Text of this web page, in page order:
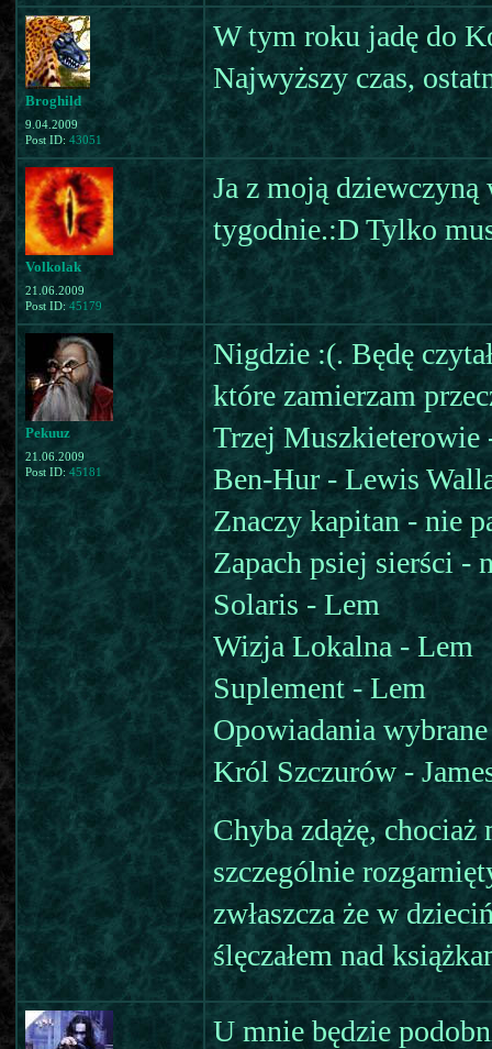
Broghild
9.04.2009
Post ID: 43051
W tym roku jadę do
Najwyższy czas,
Volkolak
21.06.2009
Post ID: 45179
Ja z moją
tygodnie.:D Tylko
Pekuuz
21.06.2009
Post ID: 45181
Nigdzie :(. Będę
które zamierzam
Trzej Muszkieterowie
Ben-Hur - Lewis
Znaczy kapitan - nie
Zapach psiej sierści -
Solaris - Lem
Wizja Lokalna - Lem
Suplement - Lem
Opowiadania
Król Szczurów -
Chyba zdążę, chociaż
szczególnie
zwłaszcza że w
ślęczałem nad
U mnie będzie